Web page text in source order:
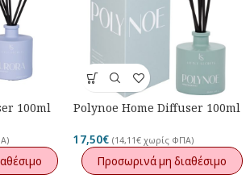
100ml Polynoe Home Diffuser 100ml
17,50€ (14,11€ χωρίς ΦΠΑ)
Προσωρινά μη διαθέσιμο